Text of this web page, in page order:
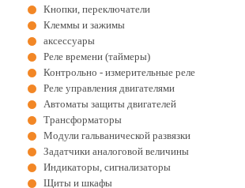
Кнопки, переключатели
Клеммы и зажимы
аксессуары
Реле времени (таймеры)
Контрольно - измерительные реле
Реле управления двигателями
Автоматы защиты двигателей
Трансформаторы
Модули гальванической развязки
Задатчики аналоговой величины
Индикаторы, сигнализаторы
Щиты и шкафы